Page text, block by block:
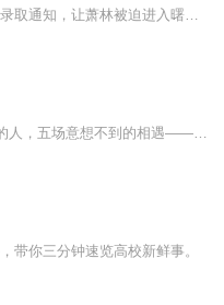
带你三分钟速览高校新鲜事。